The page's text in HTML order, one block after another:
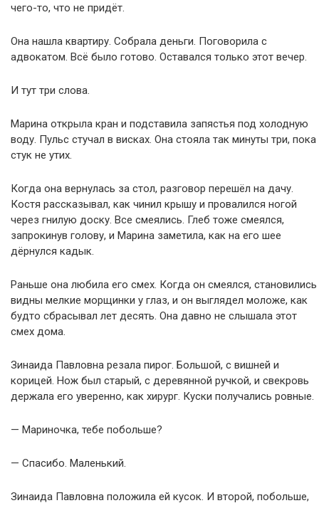
чего-то, что не придёт.
Она нашла квартиру. Собрала деньги. Поговорила с
адвокатом. Всё было готово. Оставался только этот вечер.
И тут три слова.
Марина открыла кран и подставила запястья под холодную
воду. Пульс стучал в висках. Она стояла так минуты три, пока
стук не утих.
Когда она вернулась за стол, разговор перешёл на дачу.
Костя рассказывал, как чинил крышу и провалился ногой
через гнилую доску. Все смеялись. Глеб тоже смеялся,
запрокинув голову, и Марина заметила, как на его шее
дёрнулся кадык.
Раньше она любила его смех. Когда он смеялся, становились
видны мелкие морщинки у глаз, и он выглядел моложе, как
будто сбрасывал лет десять. Она давно не слышала этот
смех дома.
Зинаида Павловна резала пирог. Большой, с вишней и
корицей. Нож был старый, с деревянной ручкой, и свекровь
держала его уверенно, как хирург. Куски получались ровные.
— Мариночка, тебе побольше?
— Спасибо. Маленький.
Зинаида Павловна положила ей кусок. И второй, побольше,